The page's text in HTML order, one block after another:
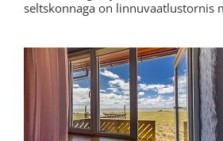
seltskonnaga on linnuvaatlustornis